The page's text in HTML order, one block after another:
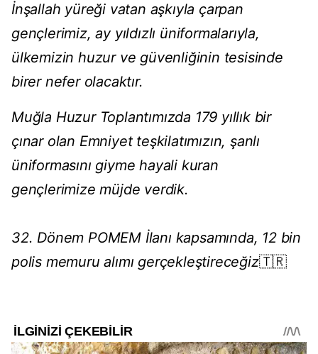
İnşallah yüreği vatan aşkıyla çarpan
gençlerimiz, ay yıldızlı üniformalarıyla,
ülkemizin huzur ve güvenliğinin tesisinde
birer nefer olacaktır.
Muğla Huzur Toplantımızda 179 yıllık bir
çınar olan Emniyet teşkilatımızın, şanlı
üniformasını giyme hayali kuran
gençlerimize müjde verdik.
32. Dönem POMEM İlanı kapsamında, 12 bin
polis memuru alımı gerçekleştireceğiz🇹🇷